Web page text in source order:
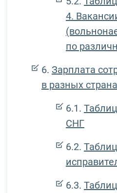
4.
по
Зарплата
в разных
СНГ